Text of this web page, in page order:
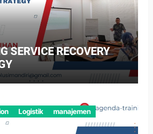
SERVICE RECOVERY
Logistik manajemen